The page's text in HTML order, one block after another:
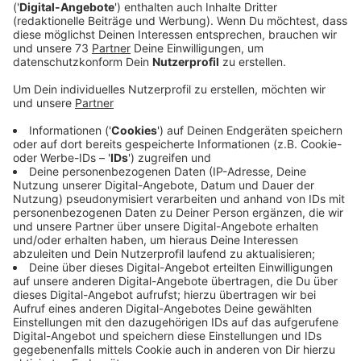
bestimmt von Herzen.
Veröffentlicht:Freitag, 21.08.2020 00:00
Anzeige
Jogis Sprachnachricht: "Bayern Tripple"